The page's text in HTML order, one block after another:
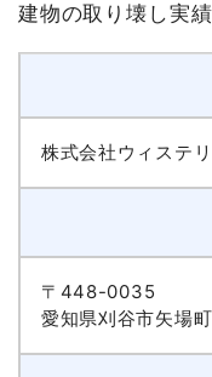
建物の取り壊し実
株式会社ウィステ
〒448-0035
愛知県刈谷市矢場